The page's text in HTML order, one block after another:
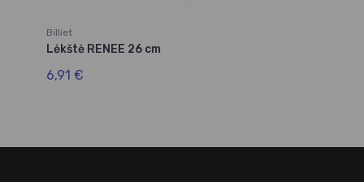
Billiet
Lėkštė RENEE 26 cm
6,91 €